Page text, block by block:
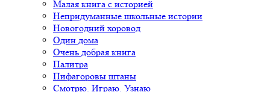
Малая книга с историей
Непридуманные школьные истории
Новогодний хоровод
Один дома
Очень добрая книга
Палитра
Пифагоровы штаны
Смотрю. Играю. Узнаю